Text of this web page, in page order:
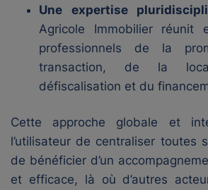
Une expertise
Agricole Immobilier réunit
professionnels de la
transaction, de la
défiscalisation et du
Cette approche globale et
l’utilisateur de centraliser toutes
de bénéficier d’un
et efficace, là où d’autres